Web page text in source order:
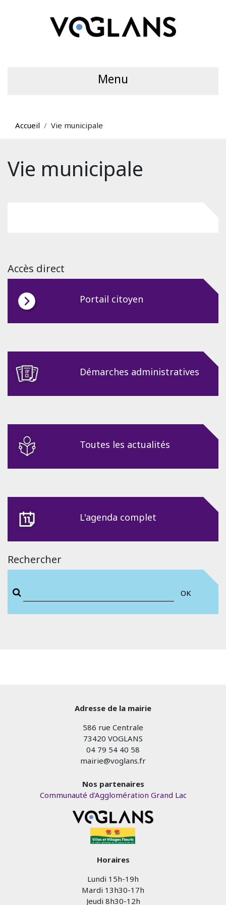
Menu
Accueil Vie municipale
Vie municipale
Accès direct
Portail citoyen
Démarches administratives
Toutes les actualités
L'agenda complet
Rechercher
OK
Adresse de la mairie
586 rue Centrale
73420 VOGLANS
04 79 54 40 58
mairie@voglans.fr
Nos partenaires
Communauté d'Agglomération Grand Lac
Horaires
Lundi 15h-19h
Mardi 13h30-17h
Jeudi 8h30-12h